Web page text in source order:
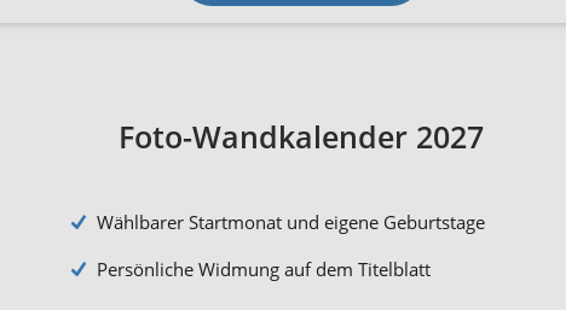
Foto-Wandkalender 2027
Wählbarer Startmonat und eigene Geburtstage
Persönliche Widmung auf dem Titelblatt